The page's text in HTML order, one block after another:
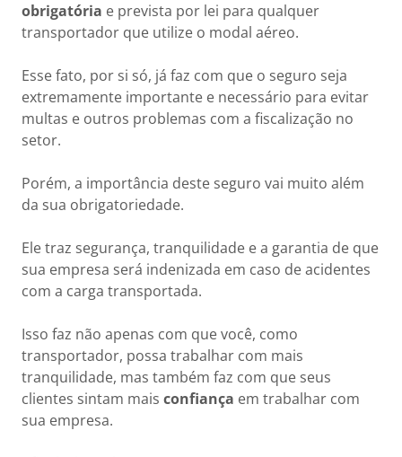
obrigatória e prevista por lei para qualquer
transportador que utilize o modal aéreo.
Esse fato, por si só, já faz com que o seguro seja
extremamente importante e necessário para evitar
multas e outros problemas com a fiscalização no
setor.
Porém, a importância deste seguro vai muito além
da sua obrigatoriedade.
Ele traz segurança, tranquilidade e a garantia de que
sua empresa será indenizada em caso de acidentes
com a carga transportada.
Isso faz não apenas com que você, como
transportador, possa trabalhar com mais
tranquilidade, mas também faz com que seus
clientes sintam mais confiança em trabalhar com
sua empresa.